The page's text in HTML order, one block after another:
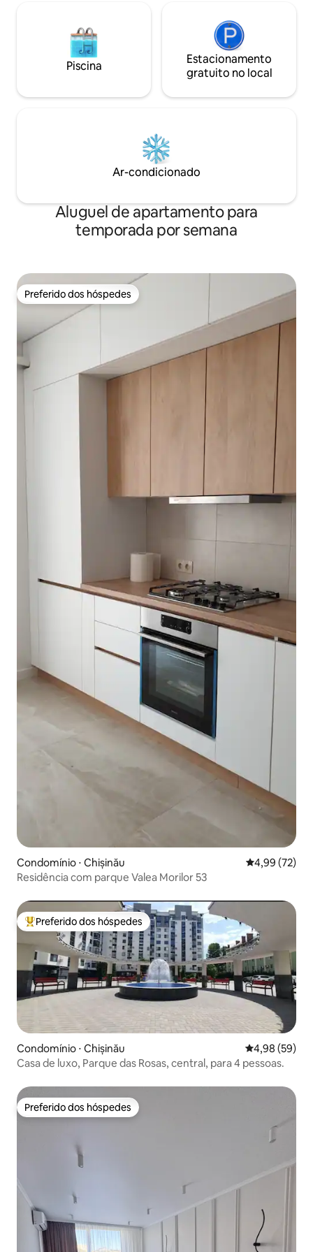
Piscina
Estacionamento
gratuito no local
Ar-condicionado
Aluguel de apartamento para
temporada por semana
Preferido dos hóspedes
Preferido dos hóspedes
Condomínio ⋅ Chișinău 4,99 de uma
4,99 (72)
Residência com parque Valea Morilor 53
Entre os melhores preferidos dos hóspedes
Preferido dos hóspedes
Condomínio ⋅ Chișinău 4,98 de uma
4,98 (59)
Casa de luxo, Parque das Rosas, central, para 4 pessoas.
Preferido dos hóspedes
Preferido dos hóspedes